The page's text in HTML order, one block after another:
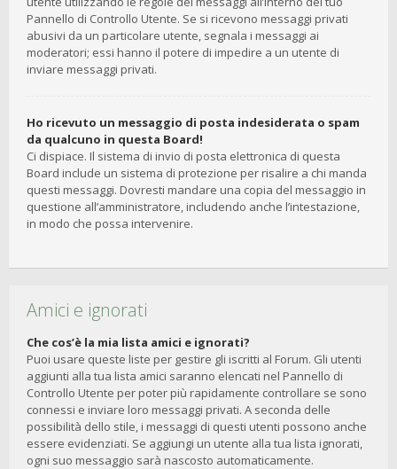
Pannello di Controllo Utente. Se si ricevono messaggi privati ​​
abusivi da un particolare utente, segnala i messaggi ai
moderatori; essi hanno il potere di impedire a un utente di
inviare messaggi privati​​.
Ho ricevuto un messaggio di posta indesiderata o spam
da qualcuno in questa Board!
Ci dispiace. Il sistema di invio di posta elettronica di questa
Board include un sistema di protezione per risalire a chi manda
questi messaggi. Dovresti mandare una copia del messaggio in
questione all’amministratore, includendo anche l’intestazione,
in modo che possa intervenire.
Amici e ignorati
Che cos’è la mia lista amici e ignorati?
Puoi usare queste liste per gestire gli iscritti al Forum. Gli utenti
aggiunti alla tua lista amici saranno elencati nel Pannello di
Controllo Utente per poter più rapidamente controllare se sono
connessi e inviare loro messaggi privati. A seconda delle
possibilità dello stile, i messaggi di questi utenti possono anche
essere evidenziati. Se aggiungi un utente alla tua lista ignorati,
ogni suo messaggio sarà nascosto automaticamente.